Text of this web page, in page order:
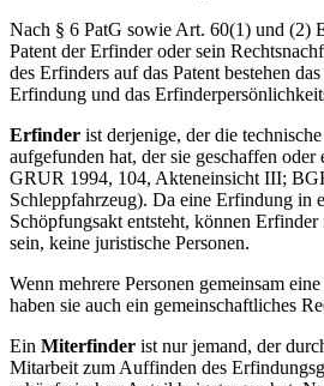
Nach § 6 PatG sowie Art. 60(1) und (2)
Patent der Erfinder oder sein
des Erfinders auf das Patent bestehen
Erfindung und das
Erfinder ist derjenige, der die
aufgefunden hat, der sie geschaffen
GRUR 1994, 104, Akteneinsicht III;
Schleppfahrzeug). Da eine Erfindung in
Schöpfungsakt entsteht, können Erfinder
sein, keine juristische Personen.
Wenn mehrere Personen gemeinsam
haben sie auch ein gemeinschaftliches
Ein Miterfinder ist nur jemand, der
Mitarbeit zum Auffinden des